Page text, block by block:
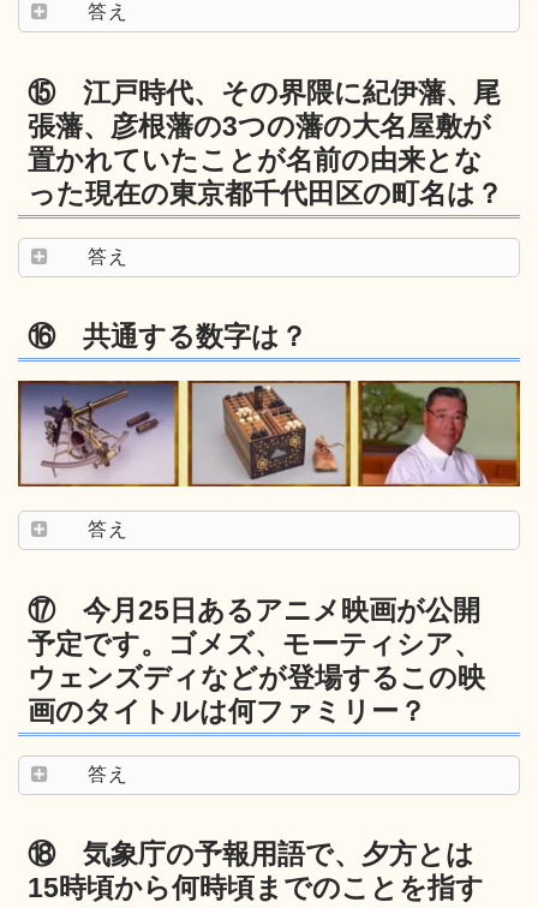
答え
⑮ 江戸時代、その界隈に紀伊藩、尾
張藩、彦根藩の3つの藩の大名屋敷が
置かれていたことが名前の由来とな
った現在の東京都千代田区の町名は？
答え
⑯ 共通する数字は？
答え
⑰ 今月25日あるアニメ映画が公開
予定です。ゴメズ、モーティシア、
ウェンズディなどが登場するこの映
画のタイトルは何ファミリー？
答え
⑱ 気象庁の予報用語で、夕方とは
15時頃から何時頃までのことを指す